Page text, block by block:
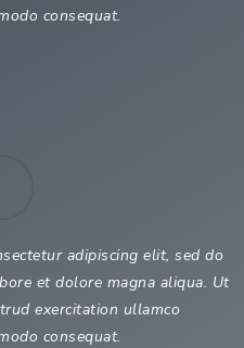
consequat.
adipiscing elit, sed do
et dolore magna aliqua. Ut
exercitation ullamco
consequat.